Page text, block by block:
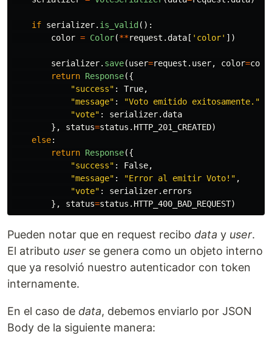
if serializer. is_valid ():
color = Color(**request .data [ ' color' ])
serializer. save(user=request . user, color=
return Response({
"success" : True,
"message" : "Voto emitido exitosamente. "
"vote" : serializer.data
},
status=status . HTTP_201_CREATED)
else:
return Response({
"success" : False,
"message" : "Error al emitir Voto! " ,
"vote" : serializer. errors
},
status=status . HTTP_400_BAD_REQUEST)
Pueden notar que en request recibo data y user.
El atributo user se genera como un objeto interno
que ya resolvió nuestro autenticador con token
internamente.
En el caso de data, debemos enviarlo por JSON
Body de la siguiente manera: